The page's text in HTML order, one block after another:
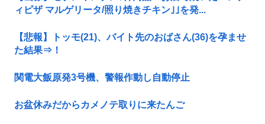
ィピザ マルゲリータ/照り焼きチキン｣｣を発...
【悲報】トッモ(21)、バイト先のおばさん(36)を孕ませ
た結果⇒！
関電大飯原発3号機、警報作動し自動停止
お盆休みだからカメノテ取りに来たんご